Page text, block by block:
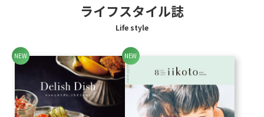
ライフスタイル誌
Life style